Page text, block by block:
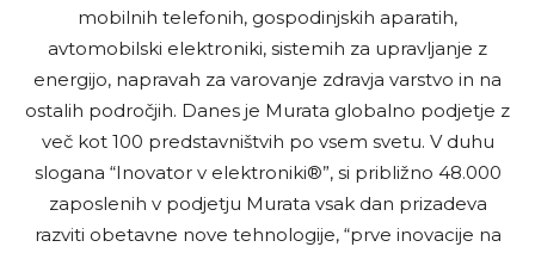
mobilnih telefonih, gospodinjskih aparatih,
avtomobilski elektroniki, sistemih za upravljanje z
energijo, napravah za varovanje zdravja varstvo in na
ostalih področjih. Danes je Murata globalno podjetje z
več kot 100 predstavništvih po vsem svetu. V duhu
slogana “Inovator v elektroniki®”, si približno 48.000
zaposlenih v podjetju Murata vsak dan prizadeva
razviti obetavne nove tehnologije, “prve inovacije na